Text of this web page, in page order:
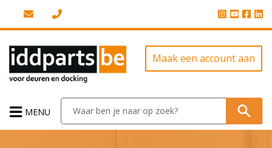
Maak een account aan
MENU